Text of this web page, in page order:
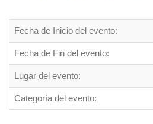
Fecha de Inicio del evento:
Fecha de Fin del evento:
Lugar del evento:
Categoría del evento: